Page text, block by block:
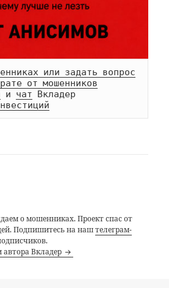
или задать вопрос
от мошенников
и чат
о мошенниках. Проект спас от
Подпишитесь на наштелеграм-
автора Вкладер